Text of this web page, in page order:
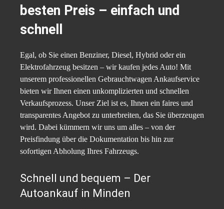
besten Preis – einfach und
schnell
Egal, ob Sie einen Benziner, Diesel, Hybrid oder ein
Elektrofahrzeug besitzen – wir kaufen jedes Auto! Mit
unserem professionellen Gebrauchtwagen Ankaufservice
bieten wir Ihnen einen unkomplizierten und schnellen
Verkaufsprozess. Unser Ziel ist es, Ihnen ein faires und
transparentes Angebot zu unterbreiten, das Sie überzeugen
wird. Dabei kümmern wir uns um alles – von der
Preisfindung über die Dokumentation bis hin zur
sofortigen Abholung Ihres Fahrzeugs.
Schnell und bequem – Der
Autoankauf in Minden